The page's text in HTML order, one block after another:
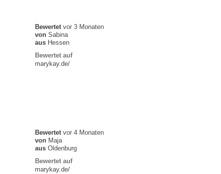
Bewertetvor 3 Monaten
von Sabina
aus Hessen
Bewertet auf
marykay.de/
Bewertetvor 4 Monaten
von Maja
aus Oldenburg
Bewertet auf
marykay.de/